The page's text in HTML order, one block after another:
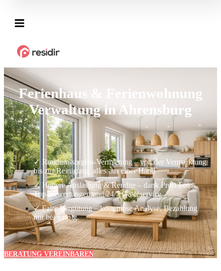
Ferienhaus & Ferienwohnung
Verwaltung in Ahrensburg
✓ Rundum-sorglos-Vermietung – von der Vermarktung
bis zur Reinigung, alles aus einer Hand
✓ Höhere Auslastung & Rendite – dank Profi-Fotos,
Top-Bewertungen und 24/7 Gästeservice
✓ Faire Vergütung – kostenlose Analyse, Bezahlung
nur bei Erfolg.
BERATUNG VEREINBAREN